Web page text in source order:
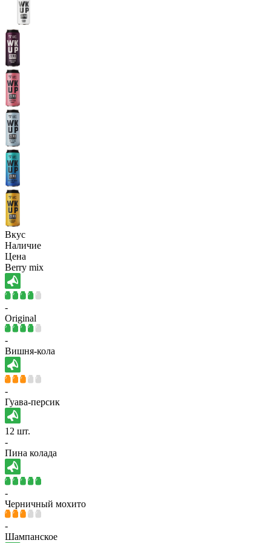
Вкус
Наличие
Цена
Berry mix
-
Original
-
Вишня-кола
-
Гуава-персик
12 шт.
-
Пина колада
-
Черничный мохито
-
Шампанское